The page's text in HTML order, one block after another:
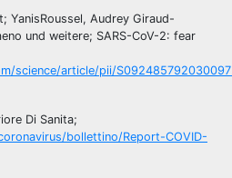
YanisRoussel, Audrey Giraud-
und weitere; SARS-CoV-2: fear
science/article/pii/
Di Sanita;
bollettino/Report-COVID-